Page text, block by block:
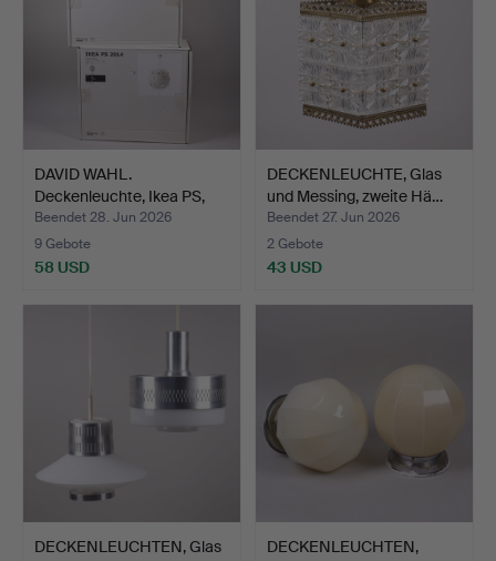
DAVID WAHL.
Deckenleuchte, Ikea PS,
2014, …
Beendet 28. Jun 2026
9 Gebote
58 USD
DECKENLEUCHTE, Glas
und Messing, zweite Hä…
Beendet 27. Jun 2026
2 Gebote
43 USD
DECKENLEUCHTEN, Glas
DECKENLEUCHTEN,